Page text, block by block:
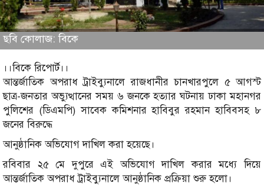
ছবি কোলাজ: বিকে
।।বিকে রিপোর্ট।।
আন্তর্জাতিক অপরাধ ট্রাইব্যুনালে রাজধানীর চানখারপুলে ৫ আগস্ট
ছাত্র-জনতার অভ্যুত্থানের সময় ৬ জনকে হত্যার ঘটনায় ঢাকা মহানগর
পুলিশের (ডিএমপি) সাবেক কমিশনার হাবিবুর রহমান হাবিবসহ ৮
জনের বিরুদ্ধে
আনুষ্ঠানিক অভিযোগ দাখিল করা হয়েছে।
রবিবার ২৫ মে দুপুরে এই অভিযোগ দাখিল করার মধ্যে দিয়ে
আন্তর্জাতিক অপরাধ ট্রাইব্যুনালে আনুষ্ঠানিক প্রক্রিয়া শুরু হলো।